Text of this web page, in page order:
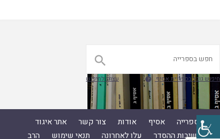

חיפוש גוגל בספריית אסיף  עצות לחיפוש
ספרייה אסיף אודות צור קשר
אתר איגוד
ישיבות ההסדר
עלו לאחרונה תנאי שימוש הרב